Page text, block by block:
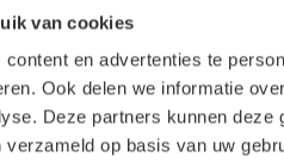
van cookies
en advertenties te
Ook delen we informatie
Deze partners kunnen
op basis van uw
verte profonde.